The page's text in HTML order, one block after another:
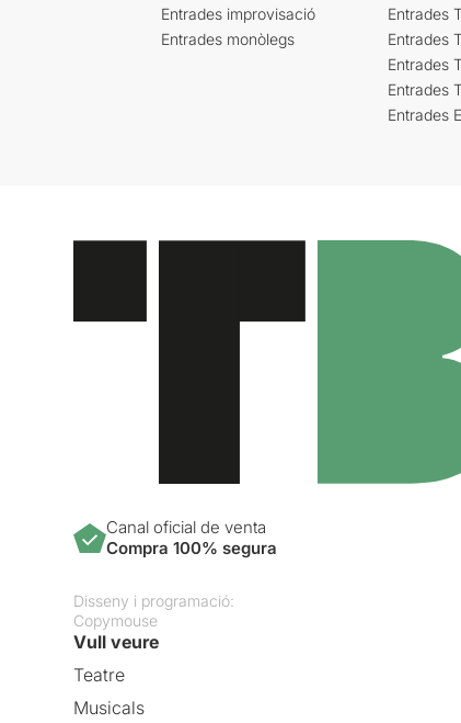
Entrades improvisació
Entrades monòlegs
Entrades
Entrades
Entrades
Entrades
Entrades
Canal oficial de venta
Compra 100% segura
Disseny i programació:
Copymouse
Vull veure
Teatre
Musicals